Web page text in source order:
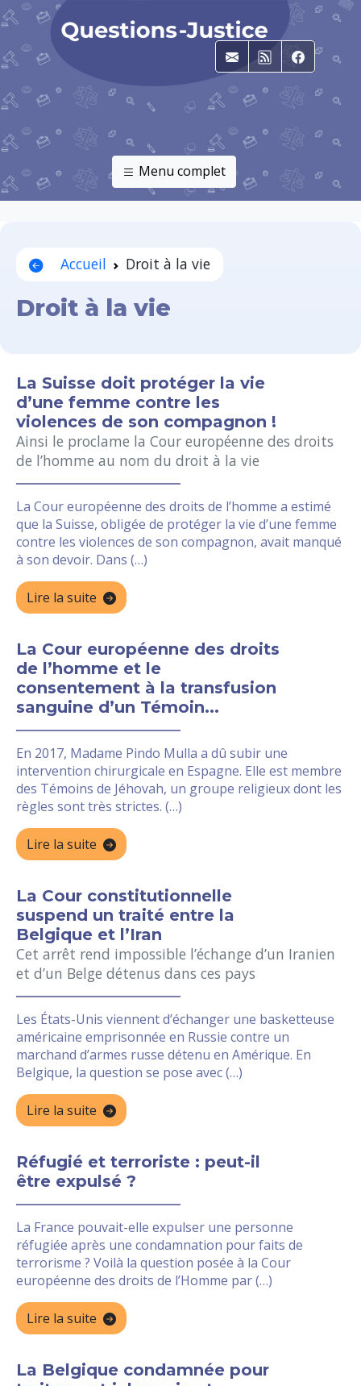
E-mailRSS
Menu complet
Accueil Droit à la vie
Droit à la vie
La Suisse doit protéger la vie
d’une femme contre les
violences de son compagnon !
Ainsi le proclame la Cour européenne des droits
de l’homme au nom du droit à la vie
La Cour européenne des droits de l’homme a estimé
que la Suisse, obligée de protéger la vie d’une femme
contre les violences de son compagnon, avait manqué
à son devoir. Dans (…)
Lire la suite
La Cour européenne des droits
de l’homme et le
consentement à la transfusion
sanguine d’un Témoin...
En 2017, Madame Pindo Mulla a dû subir une
intervention chirurgicale en Espagne. Elle est membre
des Témoins de Jéhovah, un groupe religieux dont les
règles sont très strictes. (…)
Lire la suite
La Cour constitutionnelle
suspend un traité entre la
Belgique et l’Iran
Cet arrêt rend impossible l’échange d’un Iranien
et d’un Belge détenus dans ces pays
Les États-Unis viennent d’échanger une basketteuse
américaine emprisonnée en Russie contre un
marchand d’armes russe détenu en Amérique. En
Belgique, la question se pose avec (…)
Lire la suite
Réfugié et terroriste : peut-il
être expulsé ?
La France pouvait-elle expulser une personne
réfugiée après une condamnation pour faits de
terrorisme ? Voilà la question posée à la Cour
européenne des droits de l’Homme par (…)
Lire la suite
La Belgique condamnée pour